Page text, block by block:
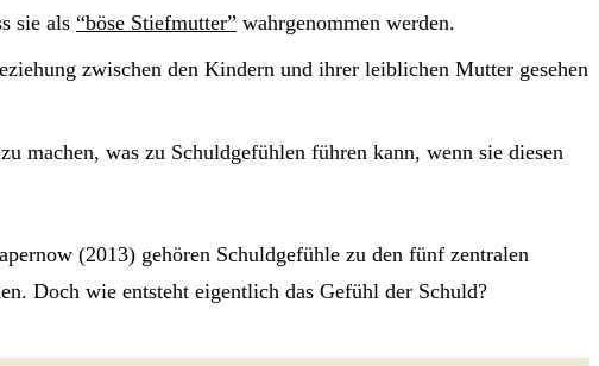
sie als “böse Stiefmutter” wahrgenommen werden.
zwischen den Kindern und ihrer leiblichen Mutter gesehen
machen, was zu Schuldgefühlen führen kann, wenn sie diesen
(2013) gehören Schuldgefühle zu den fünf zentralen
Doch wie entsteht eigentlich das Gefühl der Schuld?